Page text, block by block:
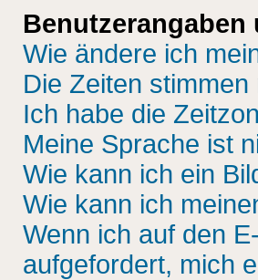
Wie ändere ich
Die Zeiten stimmen
Ich habe die
Meine Sprache ist
Wie kann ich ein
Wie kann ich
Wenn ich auf den
aufgefordert, mich